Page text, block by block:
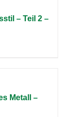
– Teil 2 –
Metall –